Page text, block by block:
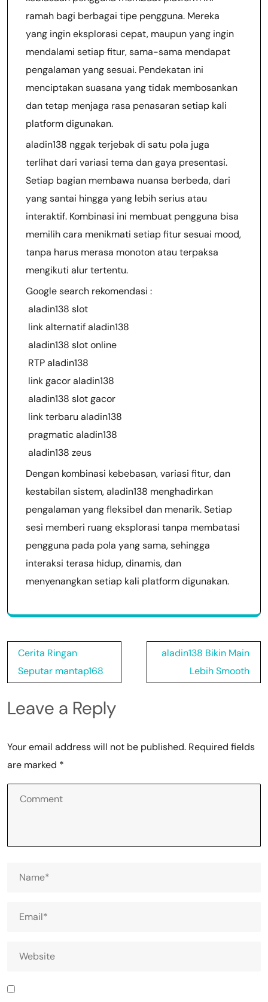
ramah bagi berbagai tipe pengguna. Mereka
yang ingin eksplorasi cepat, maupun yang ingin
mendalami setiap fitur, sama-sama mendapat
pengalaman yang sesuai. Pendekatan ini
menciptakan suasana yang tidak membosankan
dan tetap menjaga rasa penasaran setiap kali
platform digunakan.
aladin138 nggak terjebak di satu pola juga
terlihat dari variasi tema dan gaya presentasi.
Setiap bagian membawa nuansa berbeda, dari
yang santai hingga yang lebih serius atau
interaktif. Kombinasi ini membuat pengguna bisa
memilih cara menikmati setiap fitur sesuai mood,
tanpa harus merasa monoton atau terpaksa
mengikuti alur tertentu.
Google search rekomendasi :
aladin138 slot
link alternatif aladin138
aladin138 slot online
RTP aladin138
link gacor aladin138
aladin138 slot gacor
link terbaru aladin138
pragmatic aladin138
aladin138 zeus
Dengan kombinasi kebebasan, variasi fitur, dan
kestabilan sistem, aladin138 menghadirkan
pengalaman yang fleksibel dan menarik. Setiap
sesi memberi ruang eksplorasi tanpa membatasi
pengguna pada pola yang sama, sehingga
interaksi terasa hidup, dinamis, dan
menyenangkan setiap kali platform digunakan.
Post
navigation
Cerita Ringan
Seputar mantap168
aladin138 Bikin Main
Lebih Smooth
Leave a Reply
Your email address will not be published. Required fields
are marked *